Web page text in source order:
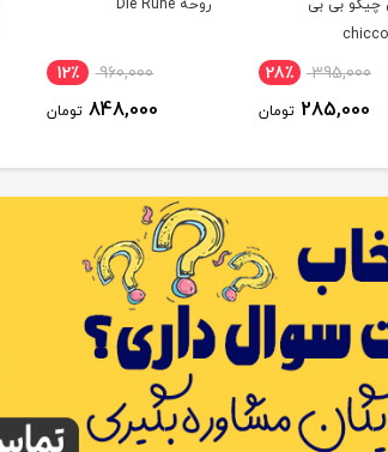
چیکو بی بی
395,000 28٪
285,000 تومان
روحه Die Ruhe
960,000 12٪
848,000 تومان